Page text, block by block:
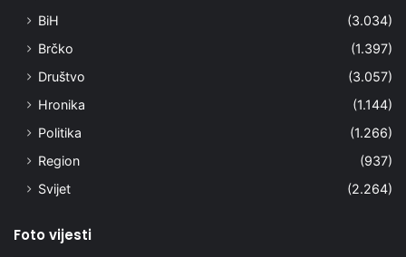
BiH
(3.034)
Brčko
(1.397)
Društvo
(3.057)
Hronika
(1.144)
Politika
(1.266)
Region
(937)
Svijet
(2.264)
Foto vijesti